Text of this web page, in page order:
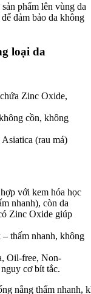
phẩm lên vùng da
đảm bảo da không
loại da
Zinc Oxide,
cồn, không
(rau má)
với kem hóa học
nhanh), còn da
Zinc Oxide giúp
thấm nhanh, không
Oil-free, Non-
cơ bít tắc.